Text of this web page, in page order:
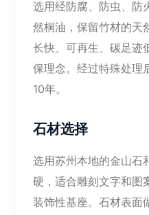
选用经防腐、防虫、防
然桐油，保留竹材的天
长快、可再生、碳足迹
保理念。经过特殊处理
10年。
石材选择
选用苏州本地的金山石
硬，适合雕刻文字和图
装饰性基座。石材表面